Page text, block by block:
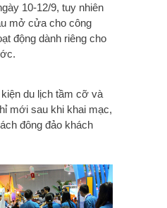
10-12/9, tuy nhiên
mở cửa cho công
động dành riêng cho
du lịch tầm cỡ và
mới sau khi khai mạc,
đông đảo khách